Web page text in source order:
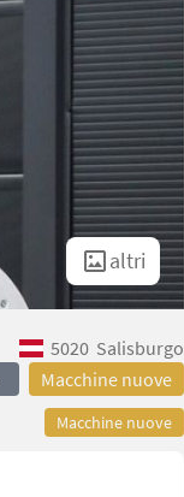
altri
5020 Salisburgo
Macchine nuove
Macchine nuove